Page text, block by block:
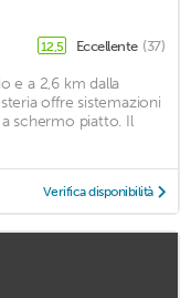
12,5 Eccellente (37)
e a 2,6 km dalla
offre sistemazioni
schermo piatto. Il
Verifica disponibilità